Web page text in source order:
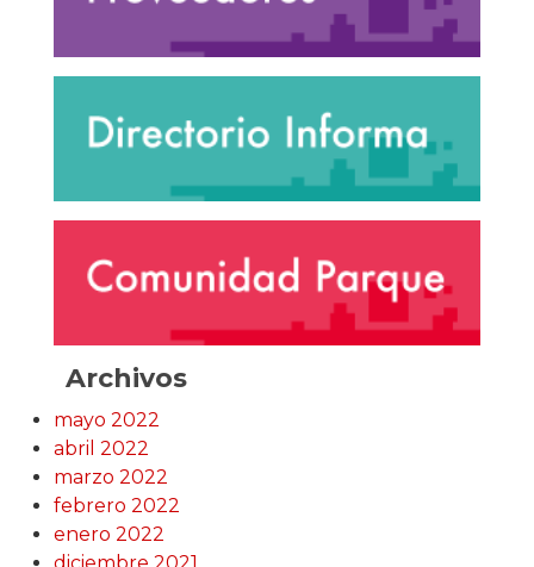
Archivos
mayo 2022
abril 2022
marzo 2022
febrero 2022
enero 2022